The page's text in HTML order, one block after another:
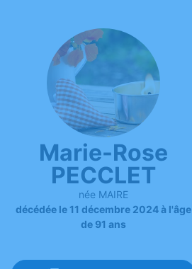
Marie-Rose
PECCLET
née MAIRE
décédée le 11 décembre 2024 à l'âge
de 91 ans